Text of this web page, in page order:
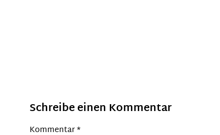
Schreibe einen Kommentar
Kommentar*